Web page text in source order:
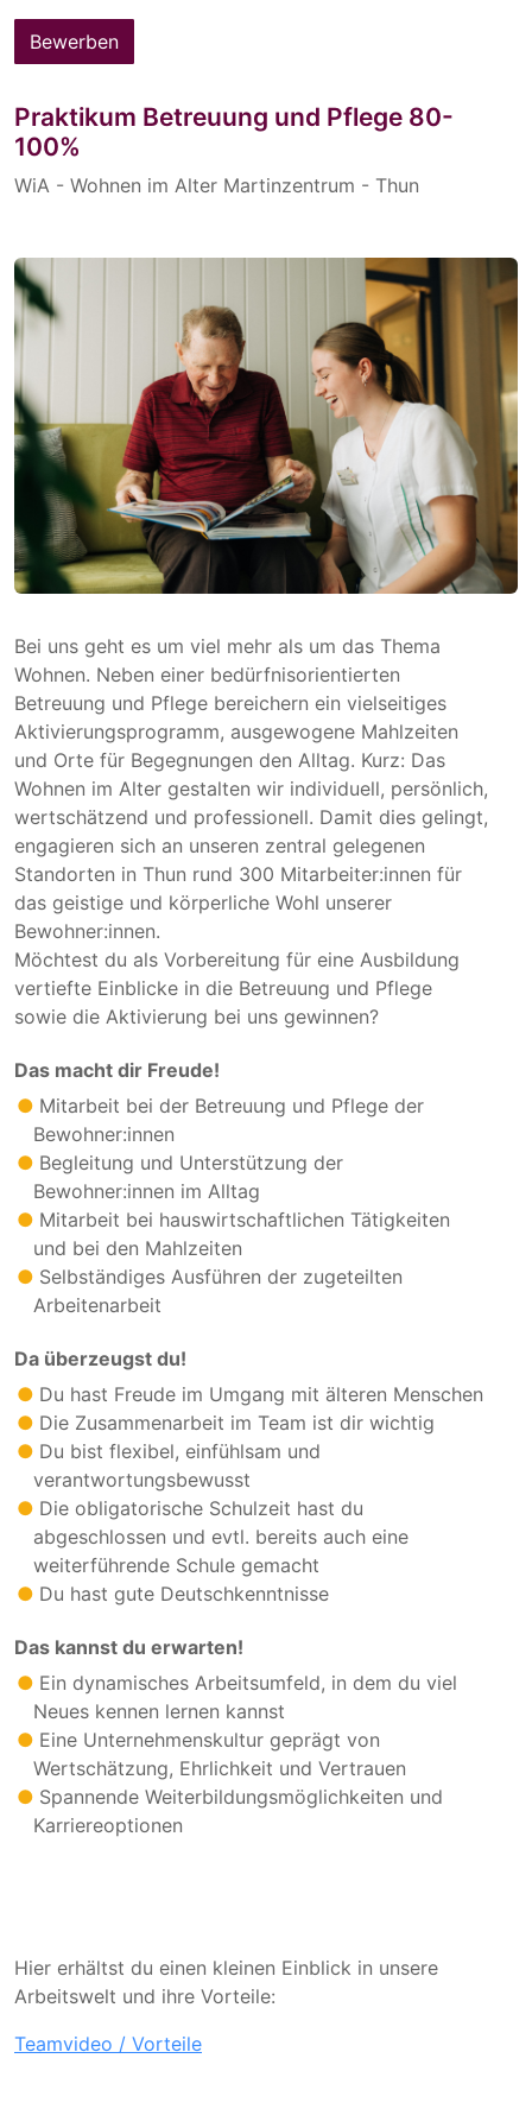
Bewerben
Praktikum Betreuung und Pflege 80-
100%
WiA - Wohnen im Alter Martinzentrum - Thun
Bei uns geht es um viel mehr als um das Thema
Wohnen. Neben einer bedürfnisorientierten
Betreuung und Pflege bereichern ein vielseitiges
Aktivierungsprogramm, ausgewogene Mahlzeiten
und Orte für Begegnungen den Alltag. Kurz: Das
Wohnen im Alter gestalten wir individuell, persönlich,
wertschätzend und professionell. Damit dies gelingt,
engagieren sich an unseren zentral gelegenen
Standorten in Thun rund 300 Mitarbeiter:innen für
das geistige und körperliche Wohl unserer
Bewohner:innen.
Möchtest du als Vorbereitung für eine Ausbildung
vertiefte Einblicke in die Betreuung und Pflege
sowie die Aktivierung bei uns gewinnen?
Das macht dir Freude!
Mitarbeit bei der Betreuung und Pflege der
Bewohner:innen
Begleitung und Unterstützung der
Bewohner:innen im Alltag
Mitarbeit bei hauswirtschaftlichen Tätigkeiten
und bei den Mahlzeiten
Selbständiges Ausführen der zugeteilten
Arbeitenarbeit
Da überzeugst du!
Du hast Freude im Umgang mit älteren Menschen
Die Zusammenarbeit im Team ist dir wichtig
Du bist flexibel, einfühlsam und
verantwortungsbewusst
Die obligatorische Schulzeit hast du
abgeschlossen und evtl. bereits auch eine
weiterführende Schule gemacht
Du hast gute Deutschkenntnisse
Das kannst du erwarten!
Ein dynamisches Arbeitsumfeld, in dem du viel
Neues kennen lernen kannst
Eine Unternehmenskultur geprägt von
Wertschätzung, Ehrlichkeit und Vertrauen
Spannende Weiterbildungsmöglichkeiten und
Karriereoptionen
Hier erhältst du einen kleinen Einblick in unsere
Arbeitswelt und ihre Vorteile:
Teamvideo / Vorteile